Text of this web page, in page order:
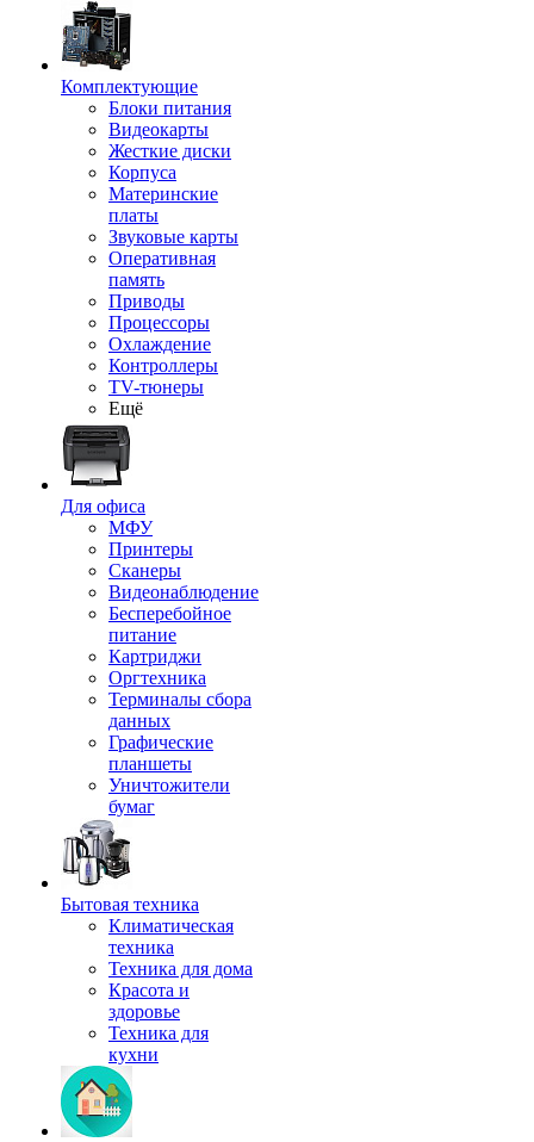
Комплектующие
Блоки питания
Видеокарты
Жесткие диски
Корпуса
Материнские
платы
Звуковые карты
Оперативная
память
Приводы
Процессоры
Охлаждение
Контроллеры
TV-тюнеры
Ещё
Для офиса
МФУ
Принтеры
Сканеры
Видеонаблюдение
Бесперебойное
питание
Картриджи
Оргтехника
Терминалы сбора
данных
Графические
планшеты
Уничтожители
бумаг
Бытовая техника
Климатическая
техника
Техника для дома
Красота и
здоровье
Техника для
кухни